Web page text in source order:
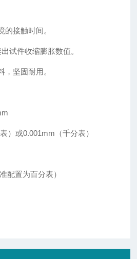
的接触时间。
试件收缩膨胀数值。
，坚固耐用。
）或0.001mm（千分表）
配置为百分表）